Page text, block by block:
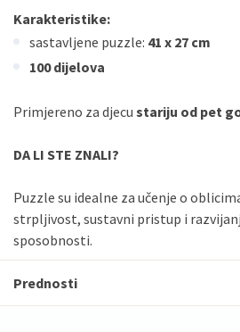
Karakteristike:
sastavljene puzzle: 41 x 27 cm
100 dijelova
Primjereno za djecu stariju od pet
DA LI STE ZNALI?
Puzzle su idealne za učenje o
strpljivost, sustavni pristup i
sposobnosti.
Prednosti